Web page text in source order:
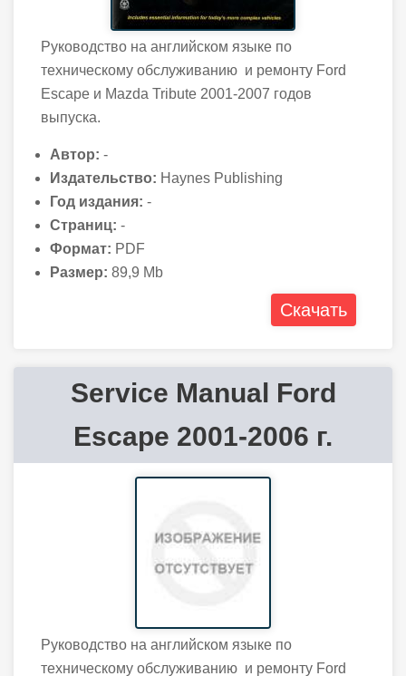
Руководство на английском языке по
техническому обслуживанию и ремонту Ford
Escape и Mazda Tribute 2001-2007 годов
выпуска.
Автор: -
Издательство: Haynes Publishing
Год издания: -
Страниц: -
Формат: PDF
Размер: 89,9 Mb
Скачать
Service Manual Ford
Escape 2001-2006 г.
Руководство на английском языке по
техническому обслуживанию и ремонту Ford